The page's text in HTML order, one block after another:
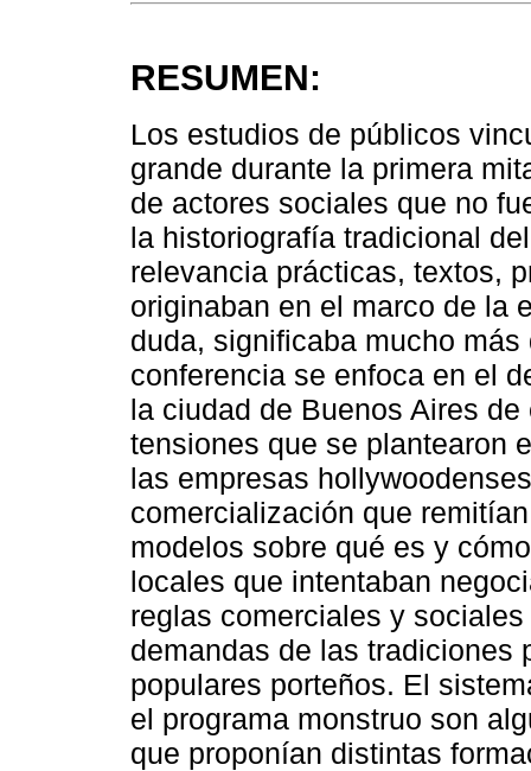
RESUMEN:
Los estudios de públicos
grande durante la primera
de actores sociales que no
la historiografía tradicional
relevancia prácticas, textos,
originaban en el marco de la
duda, significaba mucho
conferencia se enfoca en el
la ciudad de Buenos Aires
tensiones que se plantearon
las empresas
comercialización que
modelos sobre qué es y
locales que intentaban
reglas comerciales y
demandas de las tradiciones
populares porteños. El
el programa monstruo son
que proponían distintas